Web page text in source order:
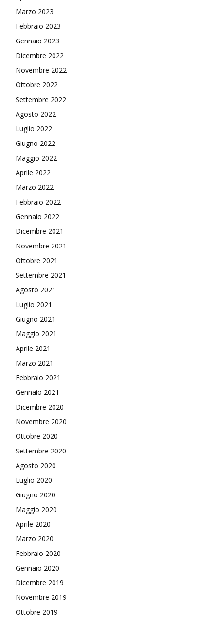
Marzo 2023
Febbraio 2023
Gennaio 2023
Dicembre 2022
Novembre 2022
Ottobre 2022
Settembre 2022
Agosto 2022
Luglio 2022
Giugno 2022
Maggio 2022
Aprile 2022
Marzo 2022
Febbraio 2022
Gennaio 2022
Dicembre 2021
Novembre 2021
Ottobre 2021
Settembre 2021
Agosto 2021
Luglio 2021
Giugno 2021
Maggio 2021
Aprile 2021
Marzo 2021
Febbraio 2021
Gennaio 2021
Dicembre 2020
Novembre 2020
Ottobre 2020
Settembre 2020
Agosto 2020
Luglio 2020
Giugno 2020
Maggio 2020
Aprile 2020
Marzo 2020
Febbraio 2020
Gennaio 2020
Dicembre 2019
Novembre 2019
Ottobre 2019